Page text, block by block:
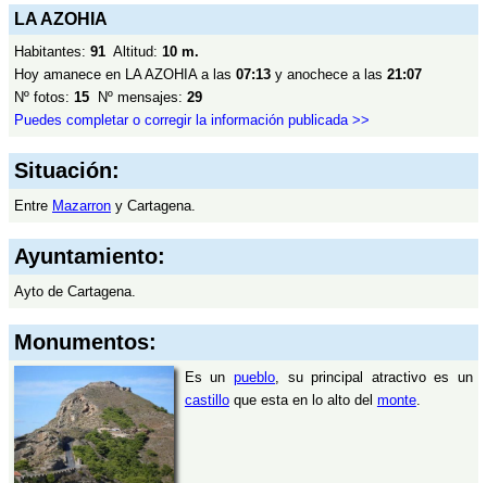
LA AZOHIA
Habitantes: 91 Altitud: 10 m.
Hoy amanece en LA AZOHIA a las 07:13 y anochece a las 21:07
Nº fotos: 15 Nº mensajes: 29
Puedes completar o corregir la información publicada >>
Situación:
Entre Mazarron y Cartagena.
Ayuntamiento:
Ayto de Cartagena.
Monumentos:
Es unpueblo, su principal atractivo es un
castilloque esta en lo alto del monte.